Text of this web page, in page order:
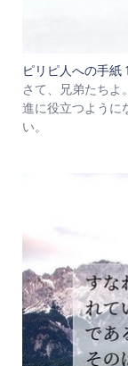
ピリピ人への手紙
さて、兄弟たちよ
進に役立つように
い。